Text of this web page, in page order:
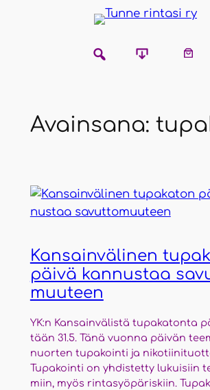
Avainsana:
Kan­sain­vä­li­nen
päi­vä kan­nus­taa
muu­teen
YK:n Kan­sain­vä­lis­tä tupa­ka­ton­ta
tään 31.5. Tänä vuon­na päi­vän
nuor­ten tupa­koin­ti ja
Tupa­koin­ti on yhdis­tet­ty lukui­siin
miin, myös rin­ta­syö­pä­ris­kiin.